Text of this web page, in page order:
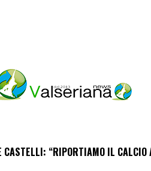
CASTELLI: “RIPORTIAMO IL